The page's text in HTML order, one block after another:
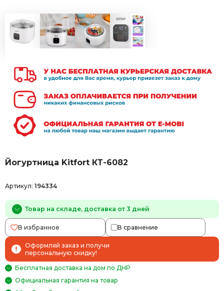
Йогуртница Kitfort КТ-6082
Артикул: 194334
Товар на складе, доставка от 3 дней
В избранное В сравнение
Оформляй заказ и получи
персональную скидку!
Бесплатная доставка на дом по ДНР
Официальная гарантия на товар